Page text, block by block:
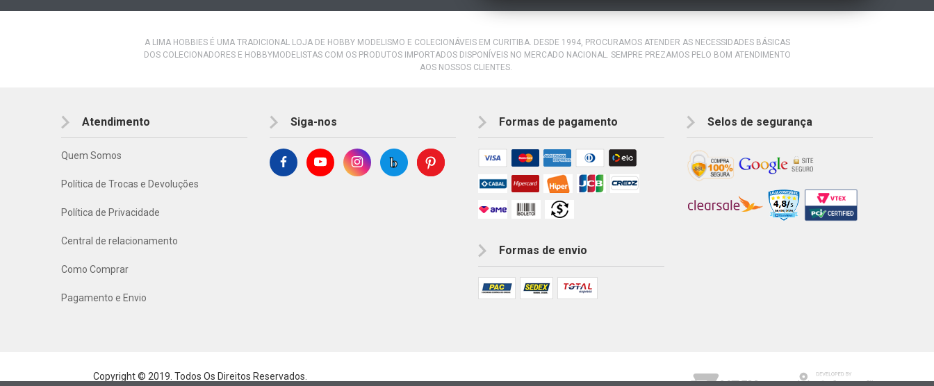
A LIMA HOBBIES É UMA TRADICIONAL LOJA DE HOBBY MODELISMO E COLECIONÁVEIS EM CURITIBA. DESDE 1994, PROCURAMOS ATENDER AS NECESSIDADES BÁSICAS
DOS COLECIONADORES E HOBBYMODELISTAS COM OS PRODUTOS IMPORTADOS DISPONÍVEIS NO MERCADO NACIONAL. SEMPRE PREZAMOS PELO BOM ATENDIMENTO
AOS NOSSOS CLIENTES.
Atendimento
Quem Somos
Política de Trocas e Devoluções
Política de Privacidade
Central de relacionamento
Como Comprar
Pagamento e Envio
Siga-nos Formas de pagamento
Formas de envio
Selos de segurança
Copyright © 2019. Todos Os Direitos Reservados.